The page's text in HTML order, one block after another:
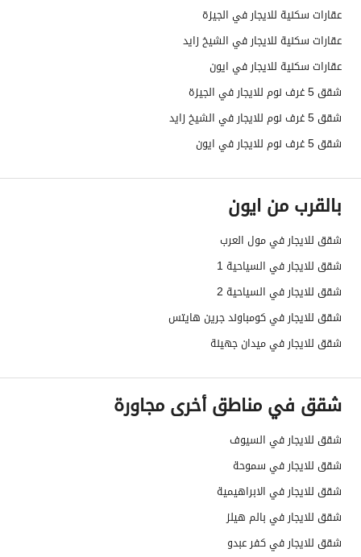
عقارات سكنية للايجار في الجيزة
عقارات سكنية للايجار في الشيخ زايد
عقارات سكنية للايجار في ايون
شقق 5 غرف نوم للايجار في الجيزة
شقق 5 غرف نوم للايجار في الشيخ زايد
شقق 5 غرف نوم للايجار في ايون
بالقرب من ايون
شقق للايجار في مول العرب
شقق للايجار في السياحية 1
شقق للايجار في السياحية 2
شقق للايجار في كومباوند جرين هايتس
شقق للايجار في ميدان جهينة
شقق في مناطق أخرى مجاورة
شقق للايجار في السيوف
شقق للايجار في سموحة
شقق للايجار في الابراهيمية
شقق للايجار في بالم هيلز
شقق للايجار في كفر عبدو